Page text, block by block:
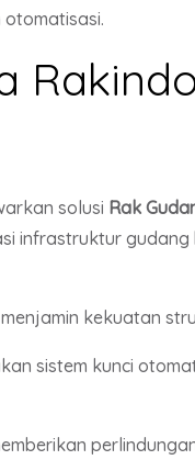
solusi Rak
infrastruktur
kekuatan
sistem kunci